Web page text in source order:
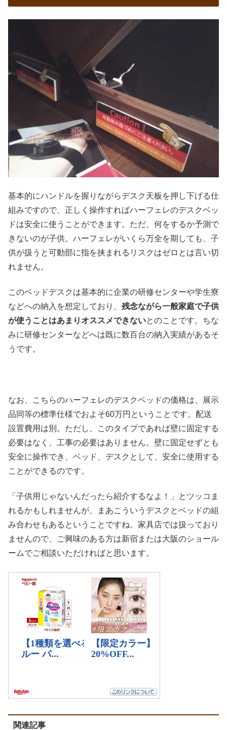
基本的にハンドルを握りながらデスク天板を押し下げる仕
組みですので、正しく操作すればハーフェレのデスクベッ
ドは安全に使うことができます。ただ、何をするか予測で
きないのが子供。ハーフェレがいくら万全を期しても、子
供が扱うと可動部に指を挟まれるリスクはゼロとは言い切
れません。
このベッドデスクは基本的に企業の研修センターや学生寮
などへの納入を想定しており、 残念ながら一般家庭で子供
が使うことはあまりオススメできないとのことです。ちな
みに研修センターなどへは既に数百台の納入実績があるそ
うです。
なお、こちらのハーフェレのデスクベッドの価格は、展示
品同等の標準仕様でおよそ60万円ということです。配送
設置費用は別。ただし、このタイプであれば壁に固定する
必要はなく、工事の必要はありません。壁に固定せずとも
安全に操作でき、ベッド、デスクとして、安全に使用する
ことができるのです。
「子供用じゃないんだったら紹介するなよ！」とツッコま
れるかもしれませんが、まあこういうデスクとベッドの組
み合わせもあるということですね。家具店では扱っており
ませんので、ご興味のある方は新宿または大阪のショール
ームでご相談いただければと思います。
関連記事